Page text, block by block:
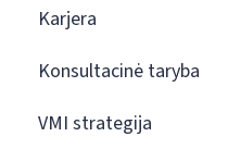
Karjera
Konsultacinė taryba
VMI strategija